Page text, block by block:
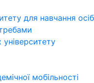
для навчання осіб
мобільності